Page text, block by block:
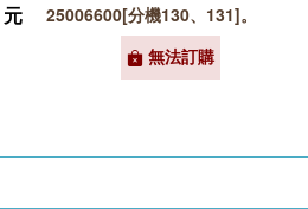
元
25006600[分機130、131]。
無法訂購